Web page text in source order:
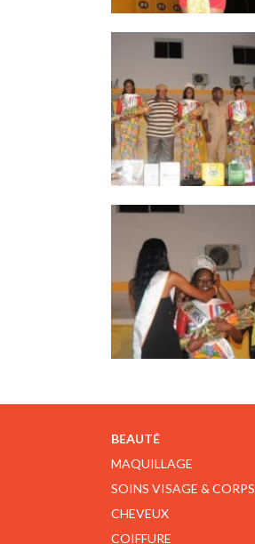
BEAUTÉ
MAQUILLAGE
SOINS VISAGE & CORPS
CHEVEUX
COIFFURE